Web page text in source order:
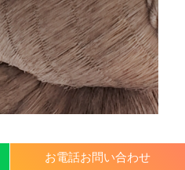
お電話お問い合わせ